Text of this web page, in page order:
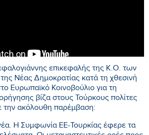
επικεφαλής της Κ.Ο. των
Νέας Δημοκρατίας κατά τη χθεσινή
Ευρωπαϊκό Κοινοβούλιο για τη
βίζα στους Τούρκους πολίτες
την ακόλουθη παρέμβαση:
Η Συμφωνία ΕΕ-Τουρκίας έφερε τα